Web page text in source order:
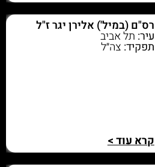
רס"ם (במיל') אלירן יגר ז"ל
עיר: תל אביב
תפקיד: צה״ל
קרא עוד >